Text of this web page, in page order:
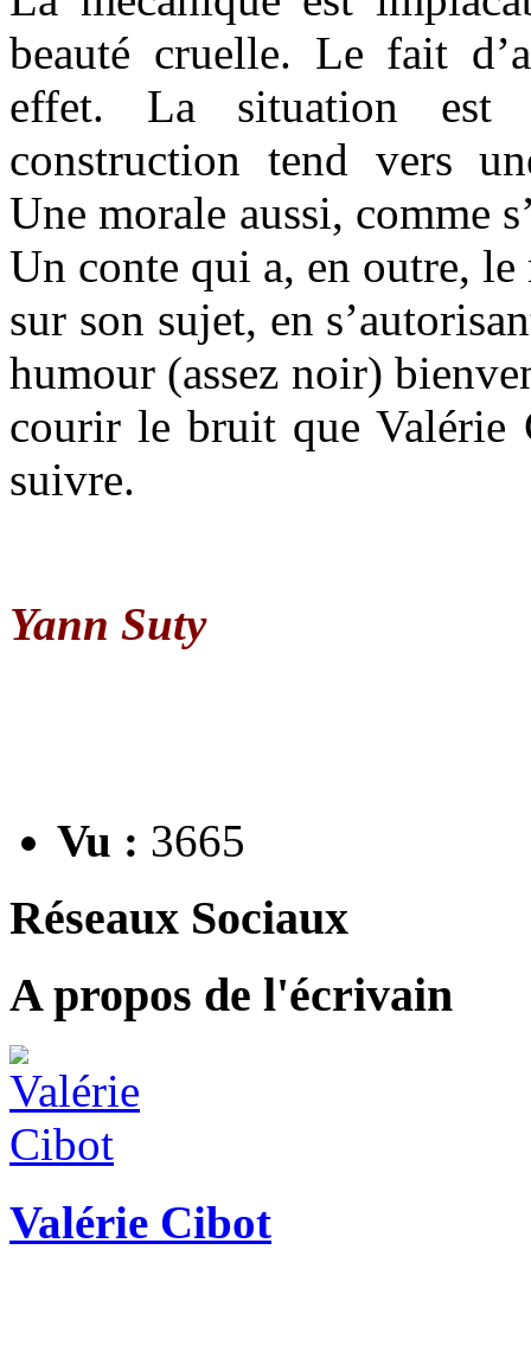
beauté cruelle. Le fait
effet. La situation est
construction tend vers
Une morale aussi, comme
Un conte qui a, en outre,
sur son sujet, en
humour (assez noir)
courir le bruit que Valérie
suivre.
Yann Suty
Vu : 3665
Réseaux Sociaux
A propos de l'écrivain
Valérie Cibot